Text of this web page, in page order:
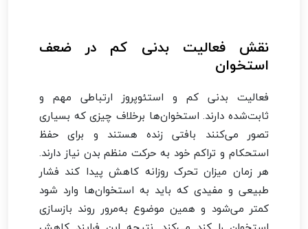
نقش فعالیت بدنی کم در ضعف
استخوان
فعالیت بدنی کم و استئوپروز ارتباطی مهم و
ثابت‌شده دارند. استخوان‌ها برخلاف چیزی که بسیاری
تصور می‌کنند بافتی زنده هستند و برای حفظ
استحکام و تراکم خود به حرکت منظم بدن نیاز دارند.
هر زمان میزان تحرک روزانه کاهش پیدا کند فشار
طبیعی و مفیدی که باید به استخوان‌ها وارد شود
کمتر می‌شود و همین موضوع به‌مرور روند بازسازی